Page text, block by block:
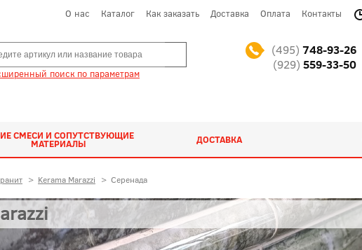
О нас Каталог Как заказать Доставка Оплата Контакты
поиск по параметрам
(495) 748-93-26
(929) 559-33-50
СМЕСИ И СОПУТСТВУЮЩИЕ
МАТЕРИАЛЫ ДОСТАВКА
> Kerama Marazzi > Серенада